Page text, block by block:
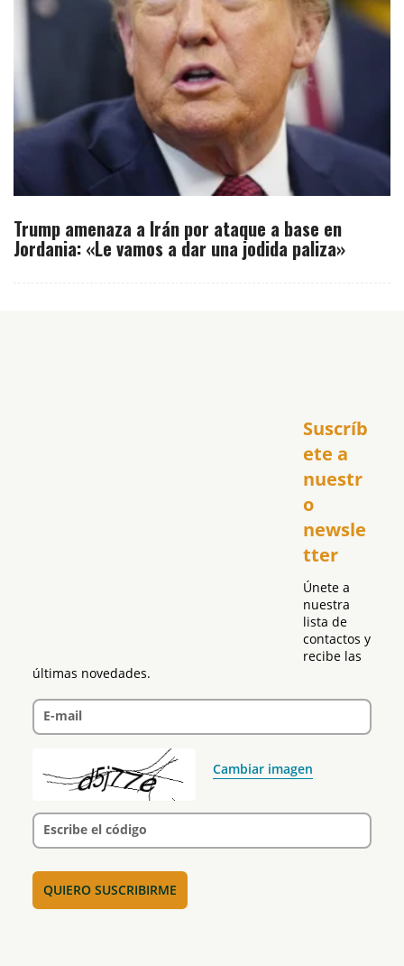
Trump amenaza a Irán por ataque a base en
Jordania: «Le vamos a dar una jodida paliza»
Suscríb
ete a
nuestr
o
newsle
tter
Únete a
nuestra
lista de
contactos y
recibe las
últimas novedades.
E-mail
Cambiar imagen
Escribe el código